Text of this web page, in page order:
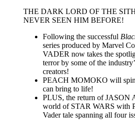
THE DARK LORD OF THE
NEVER SEEN HIM BEFORE!
Following the successful
series produced by Marvel
VADER now takes the
terror by some of the
creators!
PEACH MOMOKO will spin
can bring to life!
PLUS, the return of JASON
world of STAR WARS with
Vader tale spanning all four